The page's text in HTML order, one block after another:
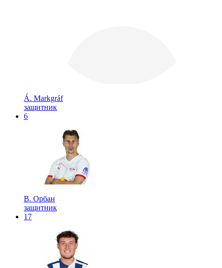
Á. Markgráf
защитник
6
В. Орбан
защитник
17